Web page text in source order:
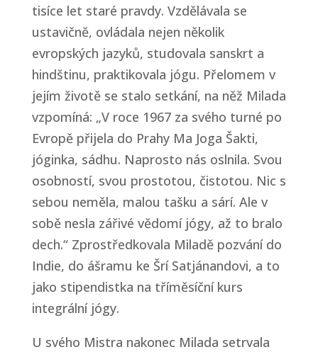
tisíce let staré pravdy. Vzdělávala se
ustavičně, ovládala nejen několik
evropských jazyků, studovala sanskrt a
hindštinu, praktikovala jógu. Přelomem v
jejím životě se stalo setkání, na něž Milada
vzpomíná: „V roce 1967 za svého turné po
Evropě přijela do Prahy Ma Joga Šakti,
jóginka, sádhu. Naprosto nás oslnila. Svou
osobností, svou prostotou, čistotou. Nic s
sebou neměla, malou tašku a sárí. Ale v
sobě nesla zářivé vědomí jógy, až to bralo
dech.“ Zprostředkovala Miladě pozvání do
Indie, do ášramu ke Šrí Satjánandovi, a to
jako stipendistka na tříměsíční kurs
integrální jógy.
U svého Mistra nakonec Milada setrvala